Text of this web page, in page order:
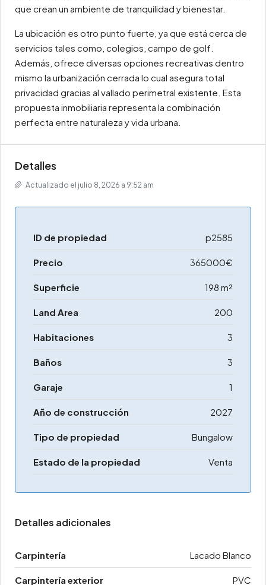
que crean un ambiente de tranquilidad y bienestar.
La ubicación es otro punto fuerte, ya que está cerca de
servicios tales como, colegios, campo de golf.
Además, ofrece diversas opciones recreativas dentro
mismo la urbanización cerrada lo cual asegura total
privacidad gracias al vallado perimetral existente. Esta
propuesta inmobiliaria representa la combinación
perfecta entre naturaleza y vida urbana.
Detalles
Actualizado el julio 8, 2026 a 9:52 am
ID de propiedad p2585
Precio 365000€
Superficie 198 m²
Land Area 200
Habitaciones 3
Baños 3
Garaje 1
Año de construcción 2027
Tipo de propiedad Bungalow
Estado de la propiedad Venta
Detalles adicionales
Carpintería Lacado Blanco
Carpintería exterior PVC